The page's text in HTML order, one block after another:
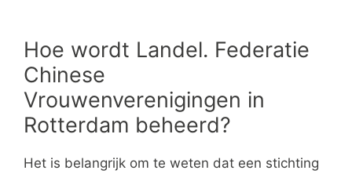
Hoe wordt Landel. Federatie
Chinese
Vrouwenverenigingen in
Rotterdam beheerd?
Het is belangrijk om te weten dat een stichting